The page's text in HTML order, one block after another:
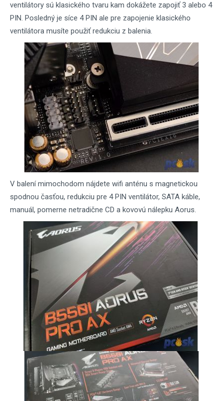
ventilátory sú klasického tvaru kam dokážete zapojiť 3 alebo 4
PIN. Posledný je síce 4 PIN ale pre zapojenie klasického
ventilátora musíte použiť redukciu z balenia.
V balení mimochodom nájdete wifi anténu s magnetickou
spodnou časťou, redukciu pre 4 PIN ventilátor, SATA káble,
manuál, pomerne netradične CD a kovovú nálepku Aorus.